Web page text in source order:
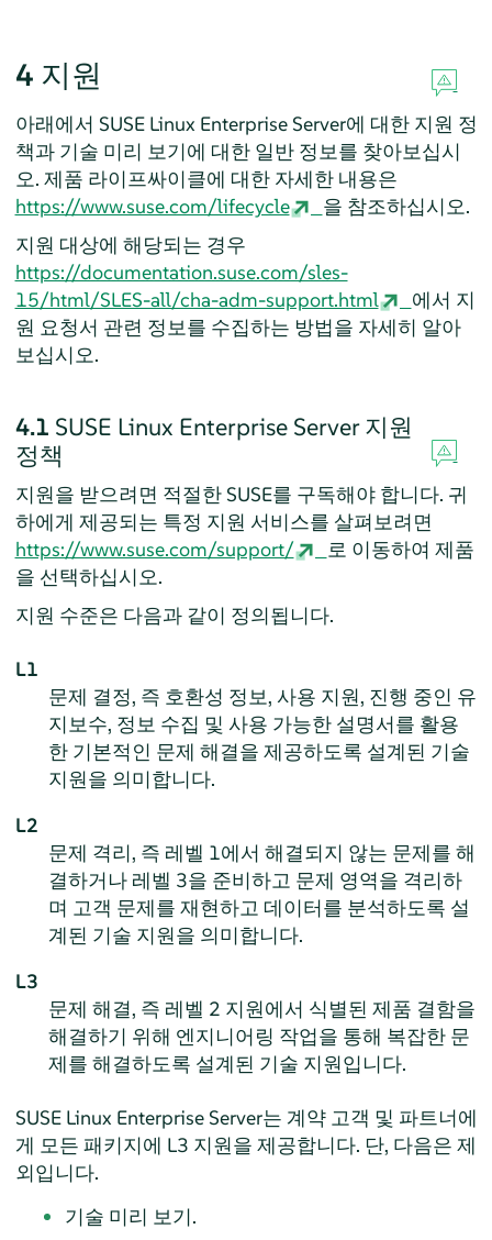
4 지원
아래에서 SUSE Linux Enterprise Server에 대한 지원 정
책과 기술 미리 보기에 대한 일반 정보를 찾아보십시
오. 제품 라이프싸이클에 대한 자세한 내용은
https://www.suse.com/lifecycle
을 참조하십시오.
지원 대상에 해당되는 경우
https://documentation.suse.com/sles-
15/html/SLES-all/cha-adm-support.html
에서 지
원 요청서 관련 정보를 수집하는 방법을 자세히 알아
보십시오.
4.1 SUSE Linux Enterprise Server지원
정책
지원을 받으려면 적절한 SUSE를 구독해야 합니다. 귀
하에게 제공되는 특정 지원 서비스를 살펴보려면
https://www.suse.com/support/
로 이동하여 제품
을 선택하십시오.
지원 수준은 다음과 같이 정의됩니다.
L1
문제 결정, 즉 호환성 정보, 사용 지원, 진행 중인 유
지보수, 정보 수집 및 사용 가능한 설명서를 활용
한 기본적인 문제 해결을 제공하도록 설계된 기술
지원을 의미합니다.
L2
문제 격리, 즉 레벨 1에서 해결되지 않는 문제를 해
결하거나 레벨 3을 준비하고 문제 영역을 격리하
며 고객 문제를 재현하고 데이터를 분석하도록 설
계된 기술 지원을 의미합니다.
L3
문제 해결, 즉 레벨 2 지원에서 식별된 제품 결함을
해결하기 위해 엔지니어링 작업을 통해 복잡한 문
제를 해결하도록 설계된 기술 지원입니다.
SUSE Linux Enterprise Server는 계약 고객 및 파트너에
게 모든 패키지에 L3 지원을 제공합니다. 단, 다음은 제
외입니다.
기술 미리 보기.